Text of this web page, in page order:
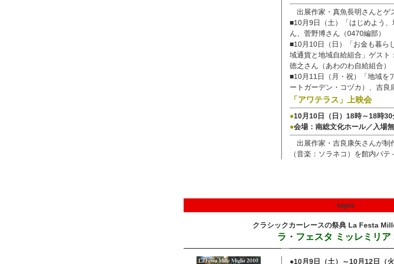
出展作家・真魚長明さんとゲ
■10月9日（土）「はじめよう
ん、菅野博さん（0470編部）
■10月10日（日）「お金も暮ら
域通貨と地域自給組合」ゲス
徳之さん（あわのわ自給組合）
■10月11日（月・祝）「地域を
ートガーデン・コヅカ）、吉良
「アワテラス」上映会
●10月10日（日）18時～18時30
●会場：南総文化ホール／入場
出展作家・吉良康矢さんが制
（音楽：ソラネコ）を館内パテ
topic
クラシックカーレースの祭典 La Festa
ラ・フェスタ ミッレミリア
●10月9日（土）～10月12日（